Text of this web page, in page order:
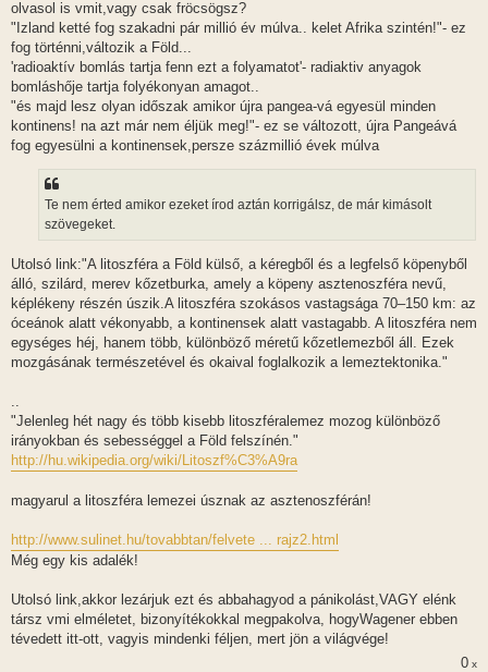
olvasol is vmit,vagy csak fröcsögsz?
"Izland ketté fog szakadni pár millió év múlva.. kelet Afrika szintén!"- ez
fog történni,változik a Föld...
'radioaktív bomlás tartja fenn ezt a folyamatot'- radiaktiv anyagok
bomláshője tartja folyékonyan amagot..
"és majd lesz olyan időszak amikor újra pangea-vá egyesül minden
kontinens! na azt már nem éljük meg!"- ez se változott, újra Pangeává
fog egyesülni a kontinensek,persze százmillió évek múlva
Te nem érted amikor ezeket írod aztán korrigálsz, de már kimásolt
szövegeket.
Utolsó link:"A litoszféra a Föld külső, a kéregből és a legfelső köpenyből
álló, szilárd, merev kőzetburka, amely a köpeny asztenoszféra nevű,
képlékeny részén úszik.A litoszféra szokásos vastagsága 70–150 km: az
óceánok alatt vékonyabb, a kontinensek alatt vastagabb. A litoszféra nem
egységes héj, hanem több, különböző méretű kőzetlemezből áll. Ezek
mozgásának természetével és okaival foglalkozik a lemeztektonika."
"Jelenleg hét nagy és több kisebb litoszféralemez mozog különböző
irányokban és sebességgel a Föld felszínén."
http://hu.wikipedia.org/wiki/Litoszf%C3%A9ra
magyarul a litoszféra lemezei úsznak az asztenoszférán!
http://www.sulinet.hu/tovabbtan/felvete ... rajz2.html
Még egy kis adalék!
Utolsó link,akkor lezárjuk ezt és abbahagyod a pánikolást,VAGY elénk
társz vmi elméletet, bizonyítékokkal megpakolva, hogyWagener ebben
tévedett itt-ott, vagyis mindenki féljen, mert jön a világvége!
0 x